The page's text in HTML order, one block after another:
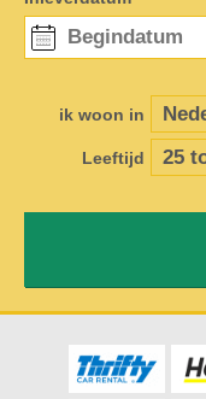
ik woon in
Leeftijd